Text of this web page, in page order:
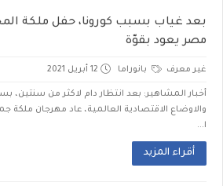
بعد غياب بسبب كورونا، حفل ملكة
مصر يعود بقوّة
غير معرف بانوراما 12 أبريل 2021
أخبار المشاهير: بعد انتظار دام لاكثر من سنتين،
والاوضاع الاقتصادية العالمية، عاد مهرجان
ا...
أقراء المزيد